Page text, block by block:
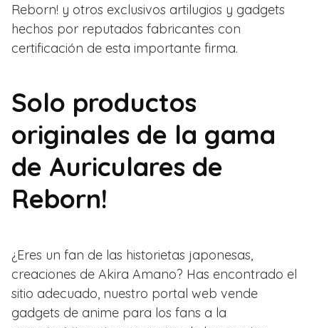
Reborn! y otros exclusivos artilugios y gadgets
hechos por reputados fabricantes con
certificación de esta importante firma.
Solo productos
originales de la gama
de Auriculares de
Reborn!
¿Eres un fan de las historietas japonesas,
creaciones de Akira Amano? Has encontrado el
sitio adecuado, nuestro portal web vende
gadgets de anime para los fans a la